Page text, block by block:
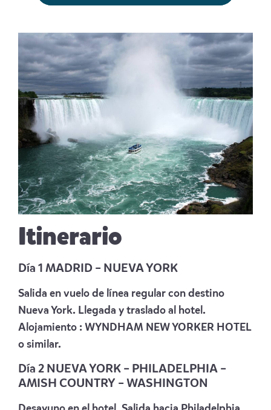
Itinerario
Día 1 MADRID – NUEVA YORK
Salida en vuelo de línea regular con destino
Nueva York. Llegada y traslado al hotel.
Alojamiento : WYNDHAM NEW YORKER HOTEL
o similar.
Día 2 NUEVA YORK – PHILADELPHIA –
AMISH COUNTRY – WASHINGTON